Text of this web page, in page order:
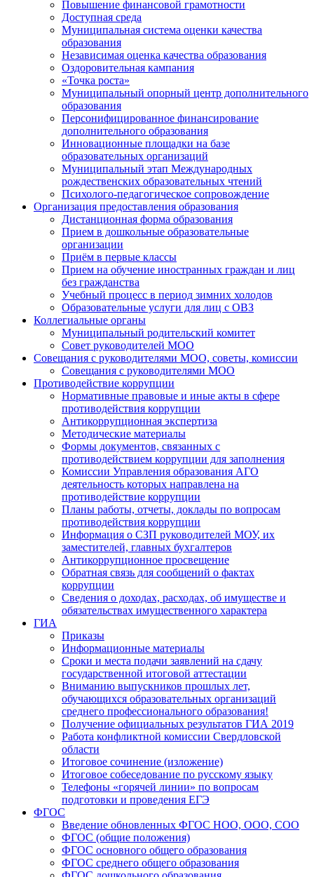
Повышение финансовой грамотности
Доступная среда
Муниципальная система оценки качества
образования
Независимая оценка качества образования
Оздоровительная кампания
«Точка роста»
Муниципальный опорный центр дополнительного
образования
Персонифицированное финансирование
дополнительного образования
Инновационные площадки на базе
образовательных организаций
Муниципальный этап Международных
рождественских образовательных чтений
Психолого-педагогическое сопровождение
Организация предоставления образования
Дистанционная форма образования
Прием в дошкольные образовательные
организации
Приём в первые классы
Прием на обучение иностранных граждан и лиц
без гражданства
Учебный процесс в период зимних холодов
Образовательные услуги для лиц с ОВЗ
Коллегиальные органы
Муниципальный родительский комитет
Совет руководителей МОО
Совещания с руководителями МОО, советы, комиссии
Совещания с руководителями МОО
Противодействие коррупции
Нормативные правовые и иные акты в сфере
противодействия коррупции
Антикоррупционная экспертиза
Методические материалы
Формы документов, связанных с
противодействием коррупции для заполнения
Комиссии Управления образования АГО
деятельность которых направлена на
противодействие коррупции
Планы работы, отчеты, доклады по вопросам
противодействия коррупции
Информация о СЗП руководителей МОУ, их
заместителей, главных бухгалтеров
Антикоррупционное просвещение
Обратная связь для сообщений о фактах
коррупции
Сведения о доходах, расходах, об имуществе и
обязательствах имущественного характера
ГИА
Приказы
Информационные материалы
Сроки и места подачи заявлений на сдачу
государственной итоговой аттестации
Вниманию выпускников прошлых лет,
обучающихся образовательных организаций
среднего профессионального образования!
Получение официальных результатов ГИА 2019
Работа конфликтной комиссии Свердловской
области
Итоговое сочинение (изложение)
Итоговое собеседование по русскому языку
Телефоны «горячей линии» по вопросам
подготовки и проведения ЕГЭ
ФГОС
Введение обновленных ФГОС НОО, ООО, СОО
ФГОС (общие положения)
ФГОС основного общего образования
ФГОС среднего общего образования